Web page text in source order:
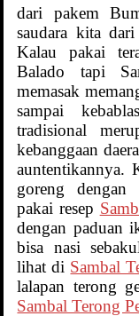
dari pakem
saudara kita
Kalau pakai
Balado tapi
memasak
sampai
tradisional
kebanggaan
auntentikannya.
goreng dengan
pakai resep
dengan paduan
bisa nasi
lihat di Sambal
lalapan terong
Sambal Terong